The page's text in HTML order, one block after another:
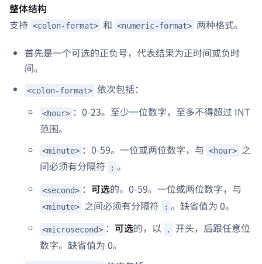
整体结构
支持 <colon-format> 和 <numeric-format> 两种格式。
首先是一个可选的正负号，代表结果为正时间或负时
间。
<colon-format> 依次包括：
<hour> ：0-23。至少一位数字，至多不得超过 INT
范围。
<minute> ：0-59。一位或两位数字，与 <hour> 之
间必须有分隔符
: 。
<second> ： 可选的。0-59。一位或两位数字，与
<minute> 之间必须有分隔符 : 。缺省值为 0。
<microsecond> ： 可选的，以 .
开头，后跟任意位
数字。缺省值为 0。